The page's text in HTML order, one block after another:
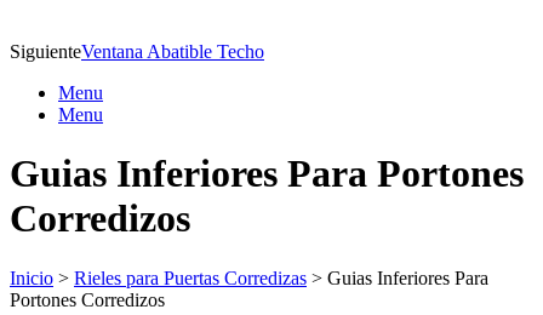
SiguienteVentana Abatible Techo
Menu
Menu
Guias Inferiores Para Portones
Corredizos
Inicio > Rieles para Puertas Corredizas > Guias Inferiores Para
Portones Corredizos